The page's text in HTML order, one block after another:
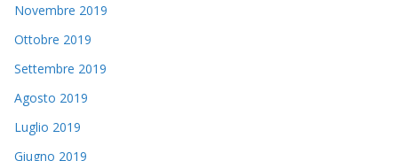
Novembre 2019
Ottobre 2019
Settembre 2019
Agosto 2019
Luglio 2019
Giugno 2019